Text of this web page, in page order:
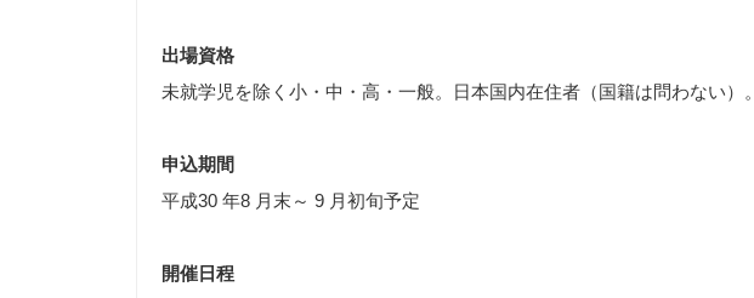
出場資格
未就学児を除く小・中・高・一般。日本国内在住者（国籍は問わない）。
申込期間
平成30 年8 月末～ 9 月初旬予定
開催日程